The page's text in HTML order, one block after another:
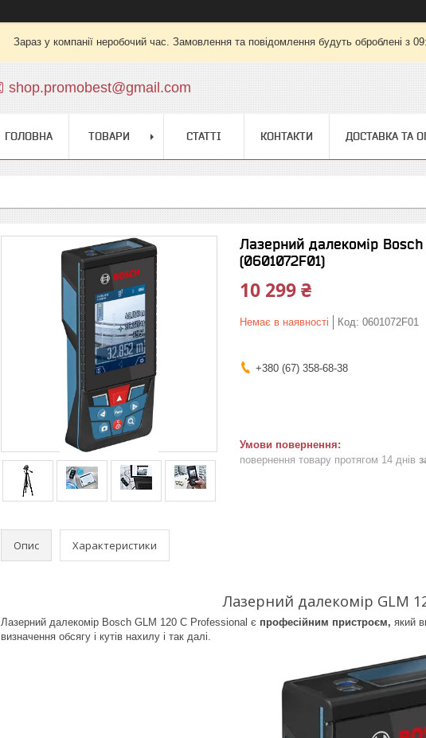
Зараз у компанії неробочий час. Замовлення та повідомлення будуть оброблені з
shop.promobest@gmail.com
ГОЛОВНА ТОВАРИ СТАТТІ КОНТАКТИ ДОСТАВКА ТА
Лазерний далекомір
(0601072F01)
10 299 ₴
Немає в наявності Код: 0601072F01
+380 (67) 358-68-38
повернення товару протягом 14 днів
Опис Характеристики
Лазерний далекомір GLM
Лазерний далекомір Bosch GLM 120 C Professional є професійним пристроєм, який
визначення обсягу і кутів нахилу і так далі.